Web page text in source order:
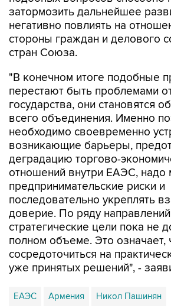
затормозить дальнейшее
негативно повлиять на
стороны граждан и делового
стран Союза.
"В конечном итоге подобные
перестают быть проблемами
государства, они становятся
всего объединения. Именно
необходимо своевременно
возникающие барьеры,
деградацию торгово-
отношений внутри ЕАЭС, надо
предпринимательские риски и
последовательно укреплять
доверие. По ряду
стратегические цели пока не
полном объеме. Это означает,
сосредоточиться на
уже принятых решений", -
ЕАЭС Армения Никол Пашинян